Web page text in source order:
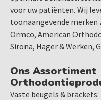
voor uw patiënten. Wij
toonaangevende merken
Ormco, American
Sirona, Hager & Werken,
Ons Assortiment
Vaste beugels & brackets: